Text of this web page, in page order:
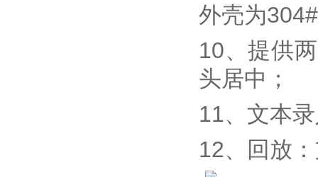
外壳为
10、提供
头居中；
11、文本
12、回放